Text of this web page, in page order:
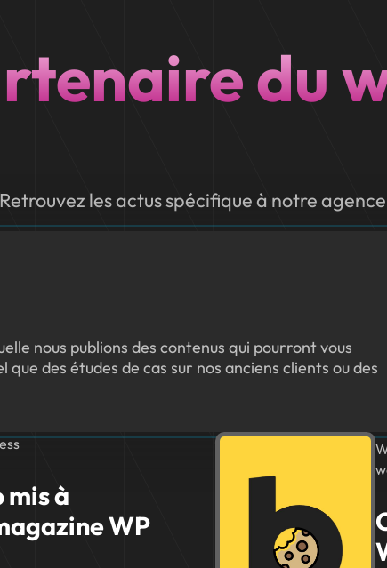
du
Retrouvez les actus spécifique à notre
nous publions des contenus qui pourront vous
des études de cas sur nos anciens clients ou des
mis à
WP